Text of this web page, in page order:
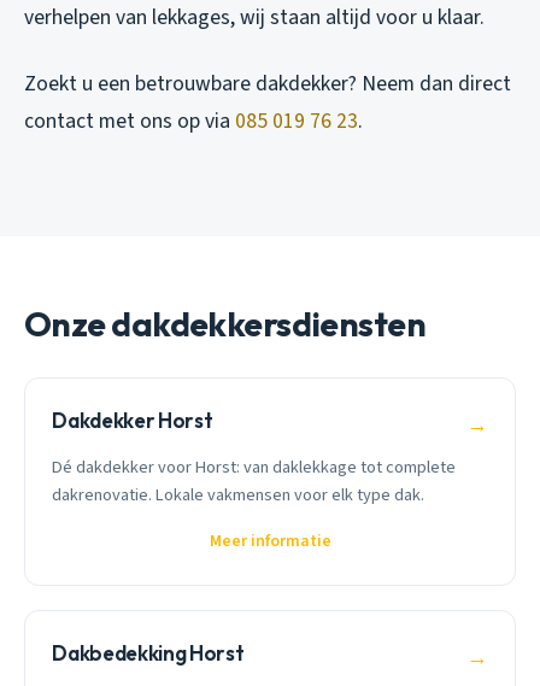
verhelpen van lekkages, wij staan altijd voor u klaar.
Zoekt u een betrouwbare dakdekker? Neem dan direct
contact met ons op via 085 019 76 23.
Onze dakdekkersdiensten
Dakdekker Horst →
Dé dakdekker voor Horst: van daklekkage tot complete
dakrenovatie. Lokale vakmensen voor elk type dak.
Meer informatie
Dakbedekking Horst →